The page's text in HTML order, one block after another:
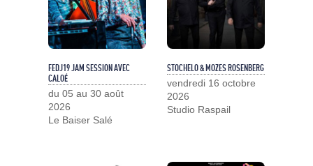
FEDJ19 JAM SESSION AVEC
CALOÉ
du 05 au 30 août
2026
Le Baiser Salé
STOCHELO & MOZES ROSENBERG
vendredi 16 octobre
2026
Studio Raspail